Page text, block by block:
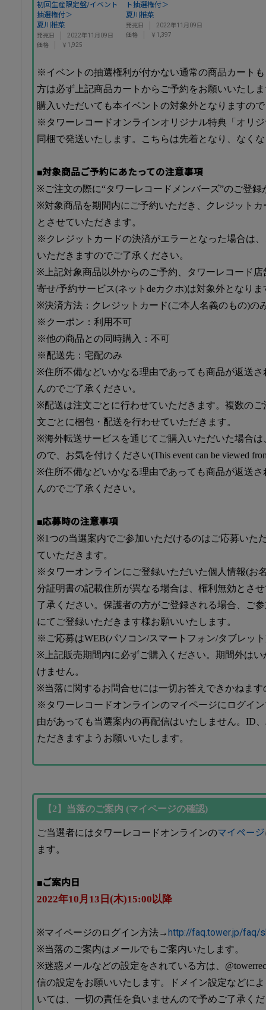
初回生産限定盤/イベント
抽選権付＞
夏川椎菜
発売日
2022年11月09日
価格
￥1,925
ト抽選権付＞
夏川椎菜
発売日
2022年11月09日
価格
￥1,397
※イベントの抽選権利が付かない通常の商品カート
方は必ず上記商品カートからご予約をお願いいたし
購入いただいても本イベントの対象外となりますの
※タワーレコードオンラインオリジナル特典「オリ
同梱で発送いたします。こちらは先着となり、なく
■対象商品ご予約にあたっての注意事項
※ご注文の際に“タワーレコードメンバーズ”のご登録
※対象商品を期間内にご予約いただき、クレジット
とさせていただきます。
※クレジットカードの決済がエラーとなった場合は
いただきますのでご了承ください。
※上記対象商品以外からのご予約、タワーレコード
寄せ/予約サービス(ネットdeカクホ)は対象外となりま
※決済方法：クレジットカード(ご本人名義のもの)の
※クーポン：利用不可
※他の商品との同時購入：不可
※配送先：宅配のみ
※住所不備などいかなる理由であっても商品が返送
んのでご了承ください。
※配送は注文ごとに行わせていただきます。複数の
文ごとに梱包・配送を行わせていただきます。
※海外転送サービスを通じてご購入いただいた場合
ので、お気を付けください(This event can be viewed
※住所不備などいかなる理由であっても商品が返送
んのでご了承ください。
■応募時の注意事項
※1つの当選案内でご参加いただけるのはご応募いた
ていただきます。
※タワーオンラインにご登録いただいた個人情報(お
分証明書の記載住所が異なる場合は、権利無効とさ
了承ください。保護者の方がご登録される場合、ご
にてご登録いただきます様お願いいたします。
※ご応募はWEB(パソコン/スマートフォン/タブレッ
※上記販売期間内に必ずご購入ください。期間外は
けません。
※当落に関するお問合せには一切お答えできかねま
※タワーレコードオンラインのマイページにログイ
由があっても当選案内の再配信はいたしません。ID
ただきますようお願いいたします。
【2】当落のご案内 (マイページの確認)
ご当選者にはタワーレコードオンラインのマイページ
ます。
■ご案内日
2022年10月13日(木)15:00以降
※マイページのログイン方法→ http://faq.tower.jp/faq/
※当落のご案内はメールでもご案内いたします。
※迷惑メールなどの設定をされている方は、
信の設定をお願いいたします。ドメイン設定などに
いては、一切の責任を負いませんので予めご了承く